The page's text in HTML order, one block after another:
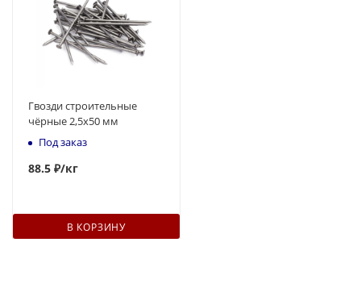
Гвозди строительные
чёрные 2,5x50 мм
Под заказ
88.5 ₽/кг
В КОРЗИНУ